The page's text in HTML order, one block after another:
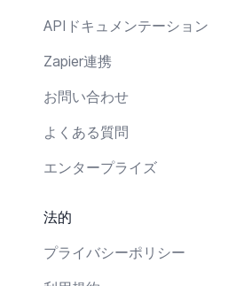
APIドキュメンテーション
Zapier連携
お問い合わせ
よくある質問
エンタープライズ
法的
プライバシーポリシー